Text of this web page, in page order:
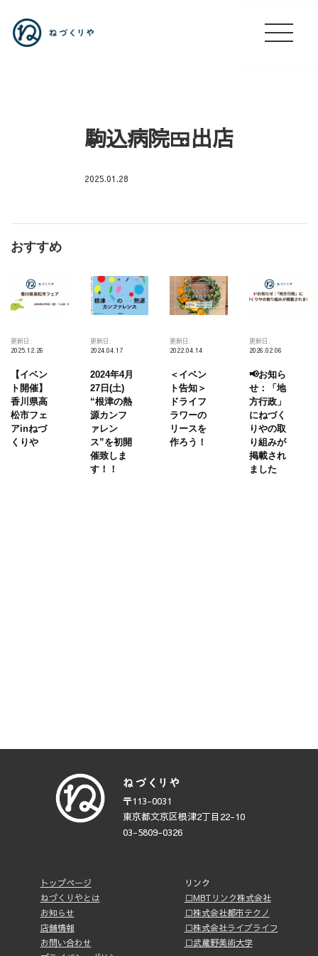
駒込病院🍱出店
2025.01.28
込
病
店
🚙
おすすめ
更新日:
2025.12.26
【イベン
ト開催】
香川県高
松市フェ
アinねづ
くりや
更新日:
2024.04.17
2024年4月
27日(土)
“根津の熱
源カンフ
ァレン
ス”を初開
催致しま
す！！
更新日:
2022.04.14
＜イベン
ト告知＞
ドライフ
ラワーの
リースを
作ろう！
更新日:
2026.02.06
📢お知ら
せ：「地
方行政」
にねづく
りやの取
り組みが
掲載され
ました
〒113-0031
東京都文京区根津2丁目22-10
03-5809-0326
トップページ
ねづくりやとは
お知らせ
店舗情報
お問い合わせ
リンク
□MBTリンク株式会社
□株式会社都市テクノ
□株式会社ライブライフ
□武蔵野美術大学